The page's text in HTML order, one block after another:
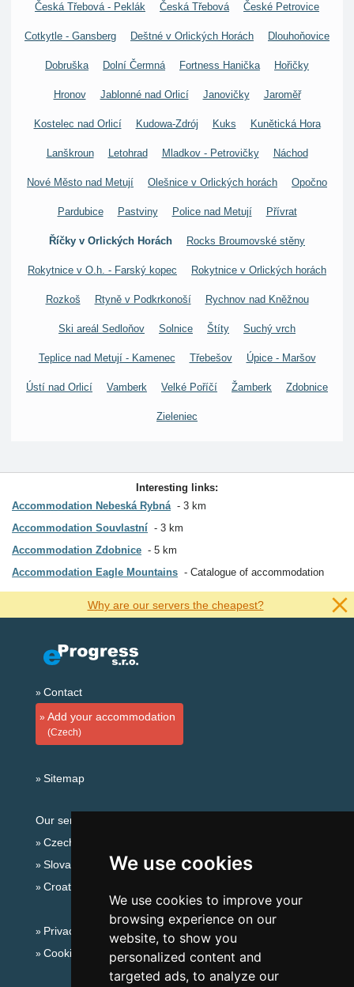
We use cookies
We use cookies to improve your
browsing experience on our
website, to show you
personalized content and
targeted ads, to analyze our
Česká Třebová - Peklák Česká Třebová České Petrovice
Cotkytle - Gansberg Deštné v Orlických Horách Dlouhoňovice
Dobruška Dolní Čermná Fortness Hanička Hořičky
Hronov Jablonné nad Orlicí Janovičky Jaroměř
Kostelec nad Orlicí Kudowa-Zdrój Kuks Kunětická Hora
Lanškroun Letohrad Mladkov - Petrovičky Náchod
Nové Město nad Metují Olešnice v Orlických horách Opočno
Pardubice Pastviny Police nad Metují Přívrat
Říčky v Orlických Horách Rocks Broumovské stěny
Rokytnice v O.h. - Farský kopec Rokytnice v Orlických horách
Rozkoš Rtyně v Podkrkonoší Rychnov nad Kněžnou
Ski areál Sedloňov Solnice Štíty Suchý vrch
Teplice nad Metují - Kamenec Třebešov Úpice - Maršov
Ústí nad Orlicí Vamberk Velké Poříčí Žamberk Zdobnice
Zieleniec
Interesting links:
Accommodation Nebeská Rybná
3 km
Accommodation Souvlastní
3 km
Accommodation Zdobnice
5 km
Accommodation Eagle Mountains
Catalogue of accommodation
Why are our servers the cheapest?
Contact
Add your accommodation
(Czech)
Sitemap
Our servers:
Czech mountains
Slovakian mountains
Croatian Adriatic
Privacy policy
Cookies